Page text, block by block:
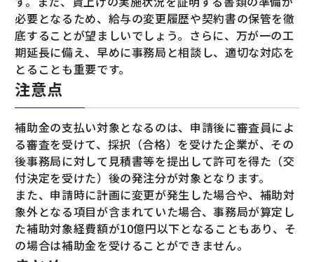
必要となるため、給与の変更履歴や契約書の保管を徹
底することが望ましいでしょう。さらに、万が一の工
期延長に備え、早めに事務局と相談し、適切な対応を
とることも重要です。
注意点
補助金の支払い対象となるのは、申請後に審査員によ
る審査を受けて、採択（合格）を受けた企業が、その
後事務局に対して見積書等を提出して許可を得た（交
付決定を受けた）後の発注分が対象となります。
また、申請時に計画に変更が発生した場合や、補助対
象外となる項目が含まれていた場合、事務局が算定し
た補助対象経費額が10億円以下となることもあり、そ
の場合は補助金を受けることができません。